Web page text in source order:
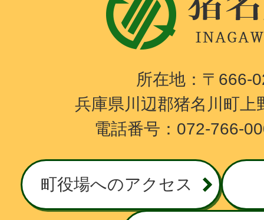
名
川
N
A
G
A
T
所在地：〒
兵庫県川辺郡猪名川町上
電話番号：072-766-
町役場へのアクセス